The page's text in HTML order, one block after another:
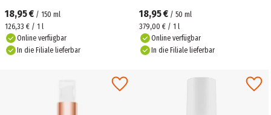
18,95 € / 150 ml
126,33 € / 1 l
Online verfügbar
In die Filiale lieferbar
18,95 € / 50 ml
379,00 € / 1 l
Online verfügbar
In die Filiale lieferbar